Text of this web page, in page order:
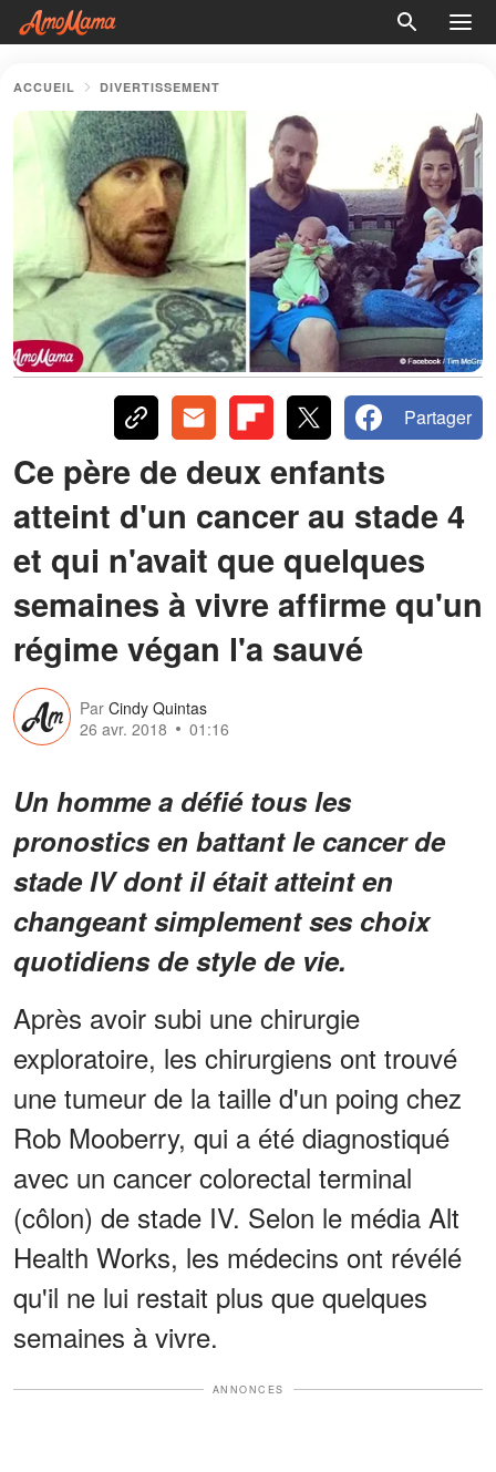
ACCUEIL DIVERTISSEMENT
Partager
Ce père de deux enfants
atteint d'un cancer au stade 4
et qui n'avait que quelques
semaines à vivre affirme qu'un
régime végan l'a sauvé
Par Cindy Quintas
26 avr. 2018
01:16
Un homme a défié tous les
pronostics en battant le cancer de
stade IV dont il était atteint en
changeant simplement ses choix
quotidiens de style de vie.
Après avoir subi une chirurgie
exploratoire, les chirurgiens ont trouvé
une tumeur de la taille d'un poing chez
Rob Mooberry, qui a été diagnostiqué
avec un cancer colorectal terminal
(côlon) de stade IV. Selon le média Alt
Health Works, les médecins ont révélé
qu'il ne lui restait plus que quelques
semaines à vivre.
ANNONCES